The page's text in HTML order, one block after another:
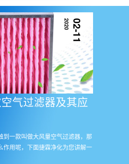
02-11
2020
气过滤器及其应
到一款叫做大风量空气过滤器，那
作用呢，下面捷霖净化为您讲解一